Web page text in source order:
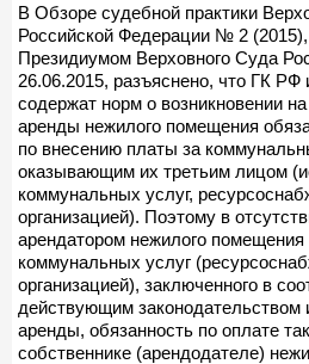
В Обзоре судебной практики
Российской Федерации № 2
Президиумом Верховного Суда
26.06.2015, разъяснено, что ГК РФ
содержат норм о возникновении
аренды нежилого помещения
по внесению платы за
оказывающим их третьим лицом
коммунальных услуг,
организацией). Поэтому в
арендатором нежилого
коммунальных услуг
организацией), заключенного в
действующим законодательством
аренды, обязанность по оплате
собственнике (арендодателе)